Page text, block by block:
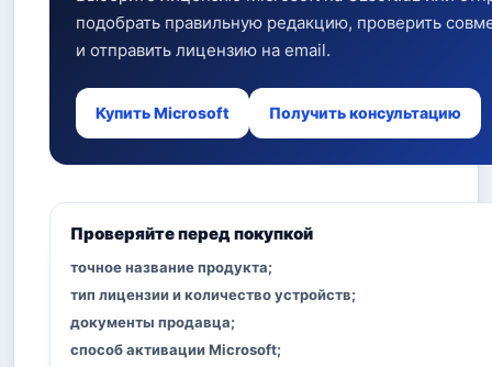
подобрать правильную редакцию, проверить
и отправить лицензию на email.
Купить Microsoft Получить консультацию
Проверяйте перед покупкой
точное название продукта;
тип лицензии и количество устройств;
документы продавца;
способ активации Microsoft;